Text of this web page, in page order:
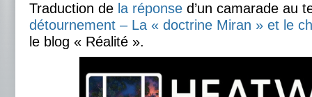
Traduction de la réponse d’un camarade au
détournement – La « doctrine Miran » et le
le blog « Réalité ».